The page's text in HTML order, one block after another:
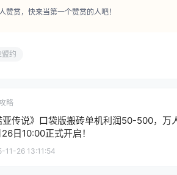
赞赏，快来当第一个赞赏的人吧！
盟约
略
亚传说》口袋版搬砖单机利润50-500，万
26日10:00正式开启！
11-26 13:11:54